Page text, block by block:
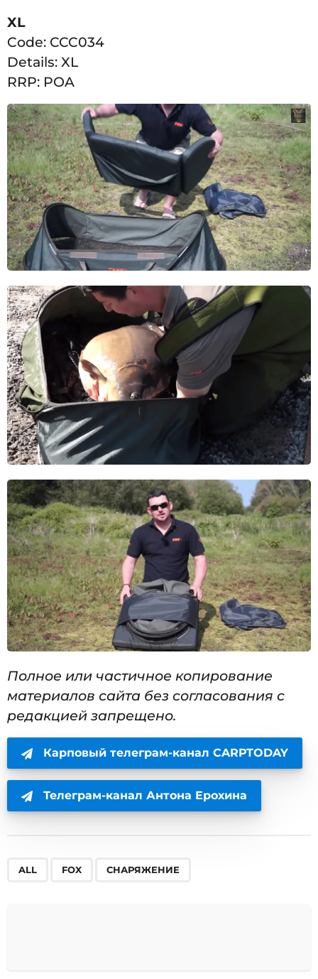
XL
Code: CCC034
Details: XL
RRP: POA
Полное или частичное копирование
материалов сайта без согласования с
редакцией запрещено.
Карповый телеграм-канал CARPTODAY
Телеграм-канал Антона Ерохина
ALL FOX СНАРЯЖЕНИЕ